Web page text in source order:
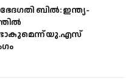
ബിൽ: ഇന്ത്യ-
യു.എസ്